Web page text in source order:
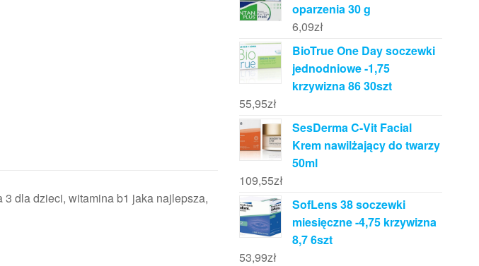
dla dzieci, witamina b1 jaka najlepsza,
oparzenia 30 g
6,09zł
BioTrue One Day soczewki
jednodniowe -1,75
krzywizna 86 30szt
55,95zł
SesDerma C-Vit Facial
Krem nawilżający do twarzy
50ml
109,55zł
SofLens 38 soczewki
miesięczne -4,75 krzywizna
8,7 6szt
53,99zł